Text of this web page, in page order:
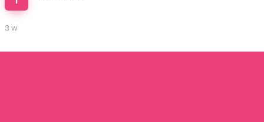
ေတိမ်ပိုင်းတွင် ရေကူးနေသော အဝတ်မပါသော ငါးကြင်းများနှင့်
ဝေးတွင် နွားနှင့် သိုးများ အေးအေးဆေးဆေး ကျက်စားနေသည်
သင်ကြည့်ရှုနိုင်သည် - ဓာတ်ပုံတိုင်းသည် အံ့မခန်း၊ filter-free
တွက် Erlangjian ရှုခင်းသာဧရိယာသို့ သွားပါ၊ ရေကန်အလယ်သို့
3 w